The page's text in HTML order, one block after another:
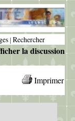
| Rechercher
la discussion
Imprimer